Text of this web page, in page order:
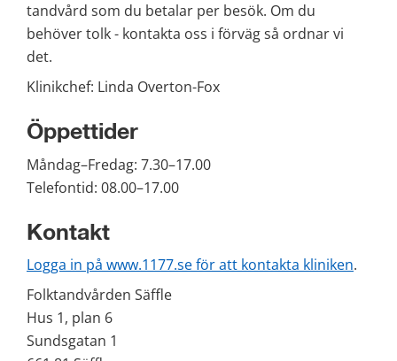
tandvård som du betalar per besök. Om du
behöver tolk - kontakta oss i förväg så ordnar vi
det.
Klinikchef: Linda Overton-Fox
Öppettider
Måndag–Fredag: 7.30–17.00
Telefontid: 08.00–17.00
Kontakt
Logga in på www.1177.se för att kontakta kliniken.
Folktandvården Säffle
Hus 1, plan 6
Sundsgatan 1